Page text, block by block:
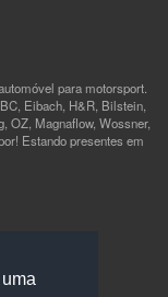
para motorsport.
Eibach, H&R, Bilstein,
OZ, Magnaflow, Wossner,
Estando presentes em